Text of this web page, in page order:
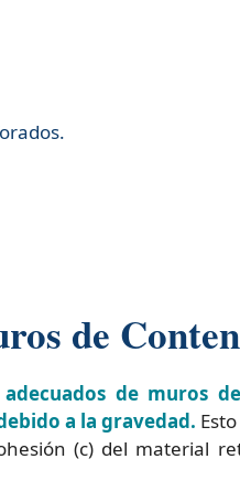
de
de muros
a la gravedad.
(c) del material